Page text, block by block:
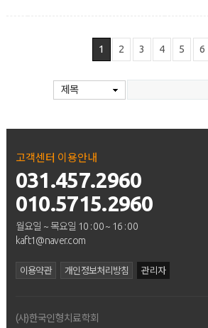
1 2 3 4 5 6
제목
고객센터 이용안내
031.457.2960
010.5715.2960
월요일 ~ 목요일 10 : 00 ~ 16 : 00
kaft1@naver.com
이용약관 개인정보처리방침 관리자
(사)한국인형치료학회